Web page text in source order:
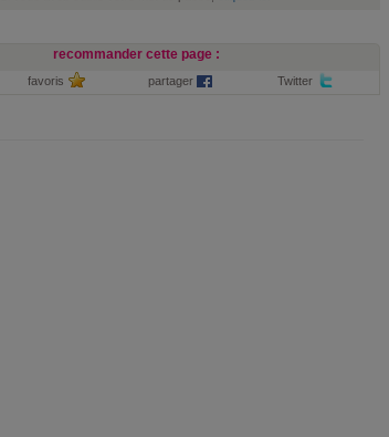
recommander cette page :
favoris partager Twitter